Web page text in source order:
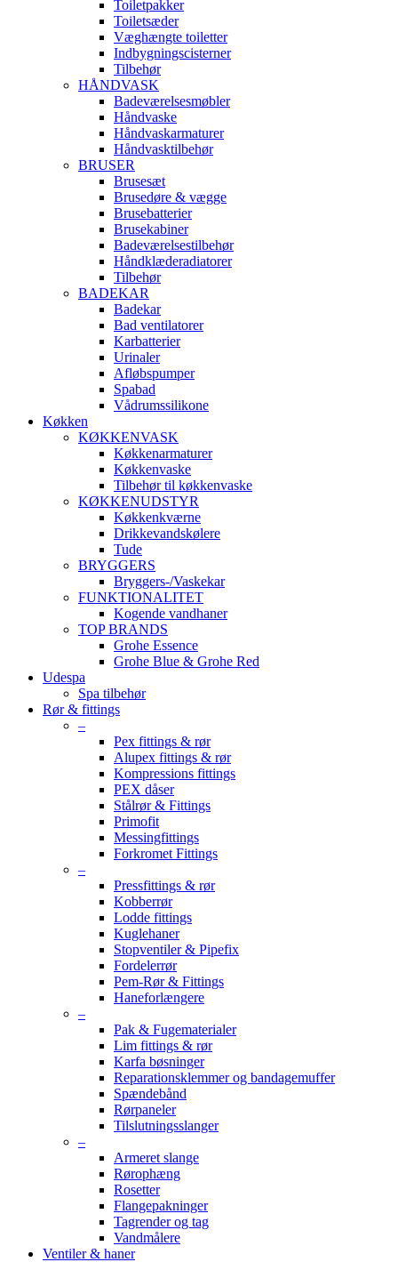
Toiletpakker
Toiletsæder
Væghængte toiletter
Indbygningscisterner
Tilbehør
HÅNDVASK
Badeværelsesmøbler
Håndvaske
Håndvaskarmaturer
Håndvasktilbehør
BRUSER
Brusesæt
Brusedøre & vægge
Brusebatterier
Brusekabiner
Badeværelsestilbehør
Håndklæderadiatorer
Tilbehør
BADEKAR
Badekar
Bad ventilatorer
Karbatterier
Urinaler
Afløbspumper
Spabad
Vådrumssilikone
Køkken
KØKKENVASK
Køkkenarmaturer
Køkkenvaske
Tilbehør til køkkenvaske
KØKKENUDSTYR
Køkkenkværne
Drikkevandskølere
Tude
BRYGGERS
Bryggers-/Vaskekar
FUNKTIONALITET
Kogende vandhaner
TOP BRANDS
Grohe Essence
Grohe Blue & Grohe Red
Udespa
Spa tilbehør
Rør & fittings
–
Pex fittings & rør
Alupex fittings & rør
Kompressions fittings
PEX dåser
Stålrør & Fittings
Primofit
Messingfittings
Forkromet Fittings
–
Pressfittings & rør
Kobberrør
Lodde fittings
Kuglehaner
Stopventiler & Pipefix
Fordelerrør
Pem-Rør & Fittings
Haneforlængere
–
Pak & Fugematerialer
Lim fittings & rør
Karfa bøsninger
Reparationsklemmer og bandagemuffer
Spændebånd
Rørpaneler
Tilslutningsslanger
–
Armeret slange
Rørophæng
Rosetter
Flangepakninger
Tagrender og tag
Vandmålere
Ventiler & haner